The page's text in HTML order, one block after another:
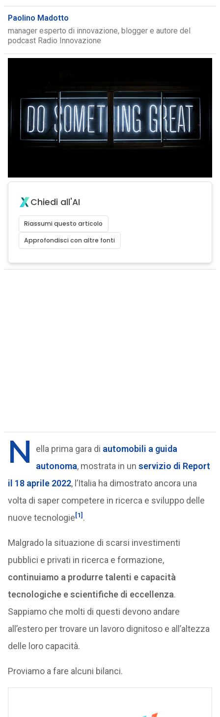
Paolino Madotto
manager esperto di innovazione, blogger e autore del
podcast Radio Innovazione
Chiedi all'AI
Riassumi questo articolo
Approfondisci con altre fonti
N ella prima gara di automobili a guida
autonoma, mostrata in un servizio di Report
il 18 aprile 2022, l’Italia ha dimostrato ancora una
volta di saper competere in ricerca e sviluppo delle
nuove tecnologie[1] .
Malgrado la situazione di scarsi investimenti
pubblici e privati in ricerca e formazione,
continuiamo a produrre talenti e capacità
tecnologiche e scientifiche di eccellenza.
Sappiamo che molti di questi devono andare
all’estero per trovare un lavoro dignitoso e all’altezza
delle loro capacità.
Proviamo a fare alcuni bilanci.